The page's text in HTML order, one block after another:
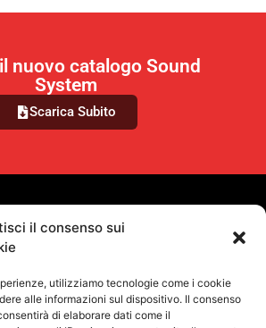
il consenso sui
utilizziamo tecnologie come i cookie
alle informazioni sul dispositivo. Il consenso
di elaborare dati come il
nuovo catalogo Sound
System
Scarica Subito
VUOI RIMANERE AGGIORNATO?
SEGUICI SUI NOSTRI SOCIAL